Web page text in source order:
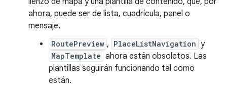
ahora, puede ser de lista, cuadrícula, panel o
mensaje.
RoutePreview , PlaceListNavigation y
MapTemplate ahora están obsoletos. Las
plantillas seguirán funcionando tal como
están.